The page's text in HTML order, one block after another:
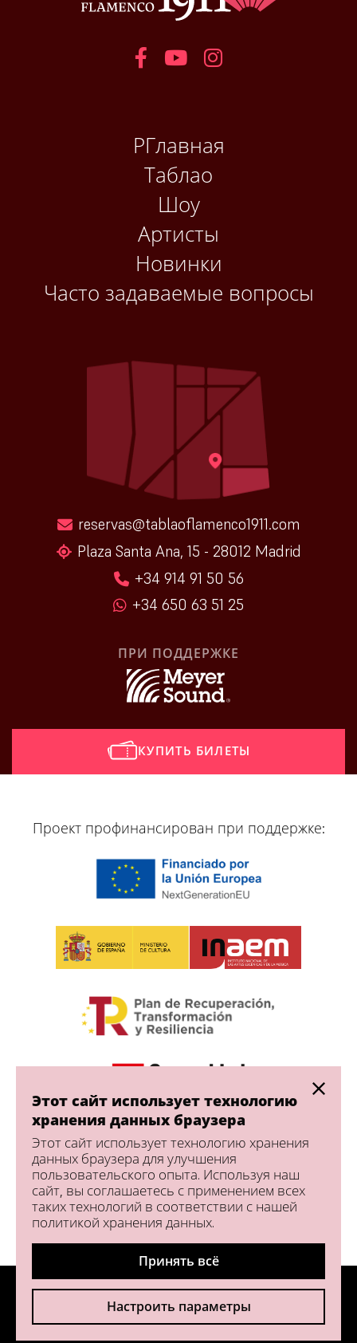
КУПИТЬ БИЛЕТЫ
РГлавная
Таблао
Шоу
Артисты
Новинки
Часто задаваемые вопросы
reservas@tablaoflamenco1911.com
Plaza Santa Ana, 15 - 28012 Madrid
+34 914 91 50 56
+34 650 63 51 25
ПРИ ПОДДЕРЖКЕ
Проект профинансирован при поддержке:
© 2026 Tablao Flamenco 1911 - Все права защищены.
Контакт
Условия использования
Этот сайт использует технологию
хранения данных браузера
Этот сайт использует технологию хранения
данных браузера для улучшения
пользовательского опыта. Используя наш
сайт, вы соглашаетесь с применением всех
таких технологий в соответствии с нашей
политикой хранения данных.
Принять всё
Настроить параметры